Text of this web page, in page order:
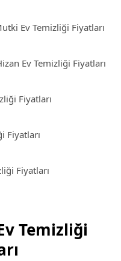
Ev Temizliği Fiyatları
Ev Temizliği Fiyatları
Fiyatları
Fiyatları
Fiyatları
Temizliği